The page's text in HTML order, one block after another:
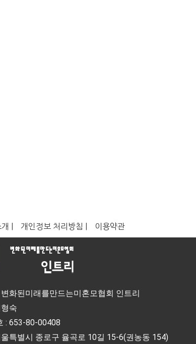
| 개인정보 처리방침 | 이용약관
화된미래를만드는미혼모협회 인트리
숙
: 653-80-00408
울특별시 종로구 율곡로 10길 15-6(권농동 154)